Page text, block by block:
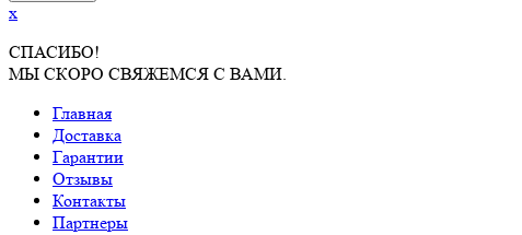
x
СПАСИБО!
МЫ СКОРО СВЯЖЕМСЯ С ВАМИ.
Главная
Доставка
Гарантии
Отзывы
Контакты
Партнеры